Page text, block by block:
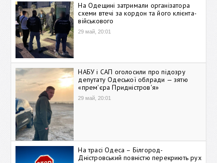
На Одещині затримали організатора
схеми втечі за кордон та його клієнта-
військового
29 май, 20:01
НАБУ і САП оголосили про підозру
депутату Одеської облради — зятю
«прем'єра Придністров'я»
29 май, 20:01
На трасі Одеса – Білгород-
Дністровський повністю перекриють рух